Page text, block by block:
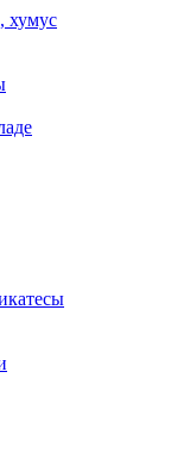
хумус